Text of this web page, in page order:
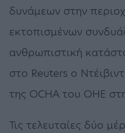
δυνάμεων στην
εκτοπισμένων
ανθρωπιστική
στο Reuters ο
της OCHA του ΟΗΕ
Τις τελευταίες δύο